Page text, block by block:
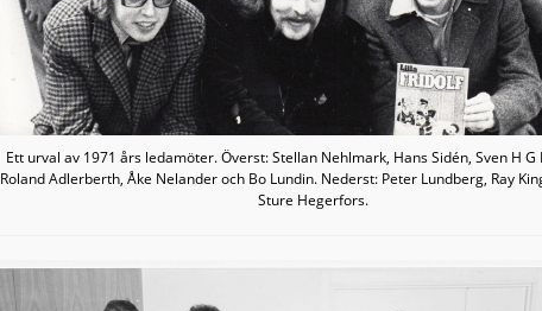
Ett urval av 1971 års ledamöter. Överst: Stellan Nehlmark, Hans Sidén, Sven H G
Roland Adlerberth, Åke Nelander och Bo Lundin. Nederst: Peter Lundberg, Ray
Sture Hegerfors.